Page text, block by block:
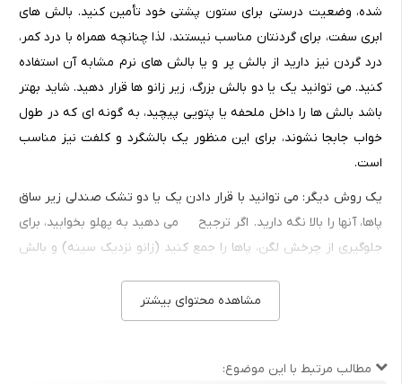
شده، وضعیت درستی برای ستون پشتی خود تأمین کنید. بالش های
ابری سفت، برای گردنتان مناسب نیستند، لذا چنانچه همراه با درد کمر،
درد گردن نیز دارید از بالش پر و یا بالش های نرم مشابه آن استفاده
کنید. می توانید یک یا دو بالش بزرگ، زیر زانو ها قرار دهید. شاید بهتر
باشد بالش ها را داخل ملحفه یا پتویی پیچید، به گونه ای که در طول
خواب جابجا نشوند، برای این منظور یک بالشگرد و کلفت نیز مناسب
است.
یک روش دیگر: می توانید با قرار دادن یک یا دو تشک صندلی زیر ساق
پاها، آنها را بالا نگه دارید. اگر ترجیح می دهید به پهلو بخوابید، برای
جلوگیری از چرخش لگن، پاها را جمع کنید (زانو نزدیک سینه) و بالش
بالا بیاورند. هر وضعیتی که به کار می برید بالش زیر ران خود قرار
مشاهده محتوای بیشتر
مطالب مرتبط با این موضوع: